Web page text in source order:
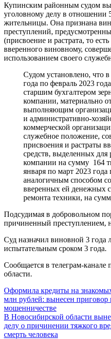
Купинским районным судом
уголовному делу в отношении
жительницы. Она признана
преступлений,
(присвоение и растрата, то
вверенного виновному,
использованием своего
Судом установлено, что
года по февраль 2023
старшим бухгалтером
компании, материально
выполняющим
и административно-
коммерческой
служебное положение,
присвоения и растраты
средств, выделенных для
компании на сумму 164
января по март 2023 года
аналогичным способом
вверенных ей денежных
ремонта техники, на
Подсудимая в добровольном
причиненный преступлением,
Суд назначил виновной 3 года
испытательным сроком 3 года.
Сообщается в телеграм-
области.
Навигация
по
записям
Оформила кредиты на
млн рублей: вынесен приговор
мошенничестве
В Новосибирской области
делу о причинении тяжкого
смерть человека